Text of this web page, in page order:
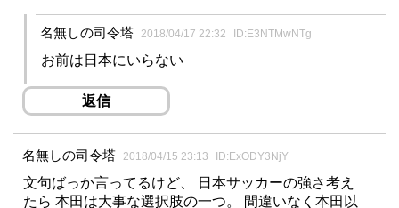
名無しの司令塔 2018/04/17 22:32 ID:E3NTMwNTg
お前は日本にいらない
返信
名無しの司令塔 2018/04/15 23:13 ID:ExODY3NjY
文句ばっか言ってるけど、 日本サッカーの強さ考え
たら 本田は大事な選択肢の一つ。 間違いなく本田以